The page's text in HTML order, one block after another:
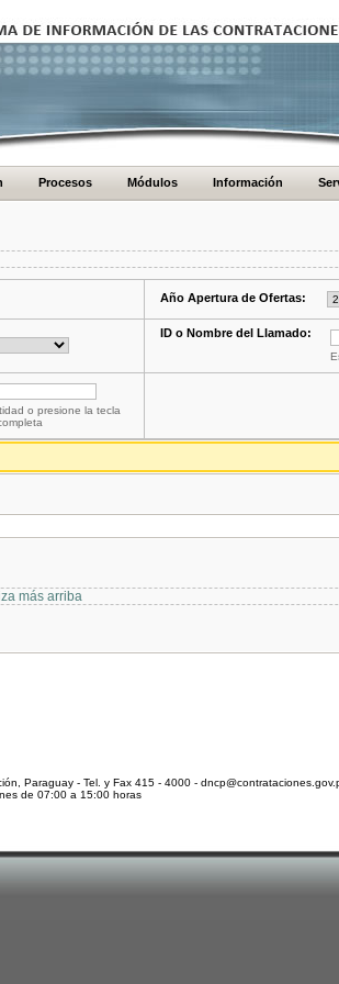
Procesos Módulos Información
Año Apertura de Ofertas:
ID o Nombre del Llamado:
o presione la tecla
más arriba
Paraguay - Tel. y Fax 415 - 4000 -
de 07:00 a 15:00 horas